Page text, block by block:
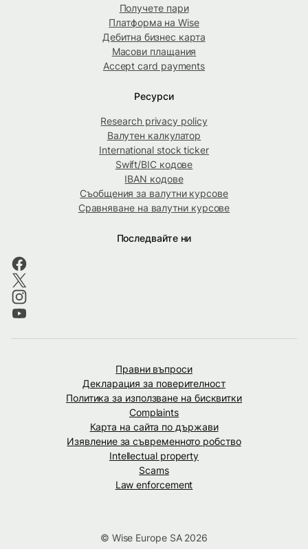
Получете пари
Платформа на Wise
Дебитна бизнес карта
Масови плащания
Accept card payments
Ресурси
Research privacy policy
Валутен калкулатор
International stock ticker
Swift/BIC кодове
IBAN кодове
Съобщения за валутни курсове
Сравняване на валутни курсове
Последвайте ни
Правни въпроси
Декларация за поверителност
Политика за използване на бисквитки
Complaints
Карта на сайта по държави
Изявление за съвременното робство
Intellectual property
Scams
Law enforcement
© Wise Europe SA 2026